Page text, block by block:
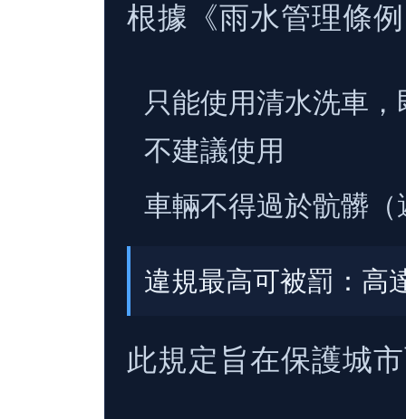
根據《雨水管理條
只能使用清水洗車
不建議使用
車輛不得過於骯髒
違規最高可被罰：高
此規定旨在保護城